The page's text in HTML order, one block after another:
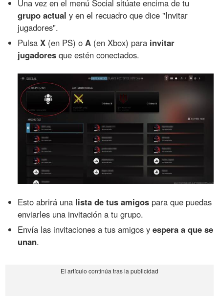
Una vez en el menú Social sitúate encima de tu
grupo actual y en el recuadro que dice "Invitar
jugadores".
PulsaX (en PS) o A (en Xbox) para invitar
jugadores que estén conectados.
Esto abrirá una lista de tus amigos para que puedas
enviarles una invitación a tu grupo.
Envía las invitaciones a tus amigos yespera a que se
unan.